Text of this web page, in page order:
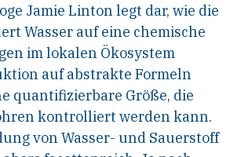
Jamie Linton legt dar, wie die
Wasser auf eine chemische
im lokalen Ökosystem
auf abstrakte Formeln
quantifizierbare Größe, die
kontrolliert werden kann.
von Wasser- und Sauerstoff